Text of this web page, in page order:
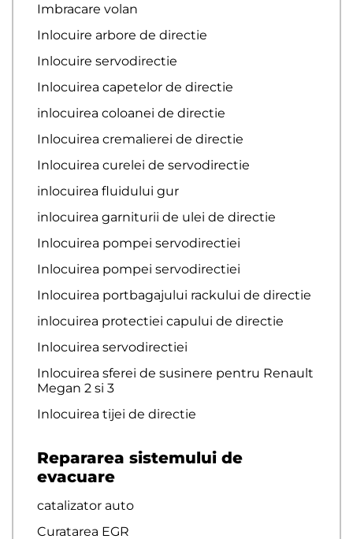
Imbracare volan
Inlocuire arbore de directie
Inlocuire servodirectie
Inlocuirea capetelor de directie
inlocuirea coloanei de directie
Inlocuirea cremalierei de directie
Inlocuirea curelei de servodirectie
inlocuirea fluidului gur
inlocuirea garniturii de ulei de directie
Inlocuirea pompei servodirectiei
Inlocuirea pompei servodirectiei
Inlocuirea portbagajului rackului de directie
inlocuirea protectiei capului de directie
Inlocuirea servodirectiei
Inlocuirea sferei de susinere pentru Renault
Megan 2 si 3
Inlocuirea tijei de directie
Repararea sistemului de
evacuare
catalizator auto
Curatarea EGR